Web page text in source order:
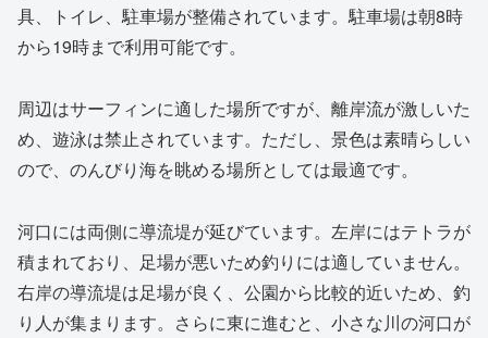
具、トイレ、駐車場が整備されています。駐車場は朝8時
から19時まで利用可能です。
周辺はサーフィンに適した場所ですが、離岸流が激しいた
め、遊泳は禁止されています。ただし、景色は素晴らしい
ので、のんびり海を眺める場所としては最適です。
河口には両側に導流堤が延びています。左岸にはテトラが
積まれており、足場が悪いため釣りには適していません。
右岸の導流堤は足場が良く、公園から比較的近いため、釣
り人が集まります。さらに東に進むと、小さな川の河口が